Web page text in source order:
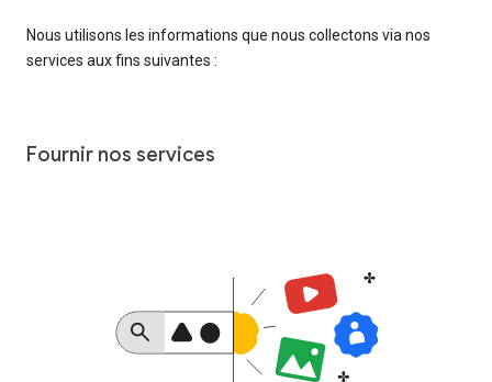
Nous utilisons les informations que nous collectons via nos
services aux fins suivantes :
Fournir nos services